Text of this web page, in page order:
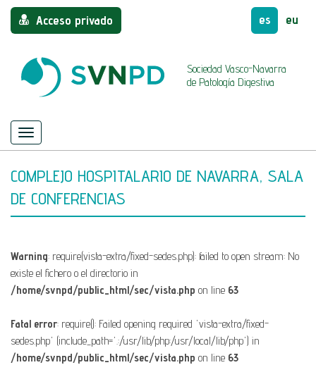
Acceso privado es eu
Sociedad Vasco-Navarra
de Patología Digestiva
Mostrar/ocultar
navegación
COMPLEJO HOSPITALARIO DE NAVARRA, SALA
DE CONFERENCIAS
Warning: require(vista-extra/fixed-sedes.php): failed to open stream: No
existe el fichero o el directorio in
/home/svnpd/public_html/sec/vista.php on line 63
Fatal error: require(): Failed opening required 'vista-extra/fixed-
sedes.php' (include_path='.:/usr/lib/php:/usr/local/lib/php') in
/home/svnpd/public_html/sec/vista.php on line 63